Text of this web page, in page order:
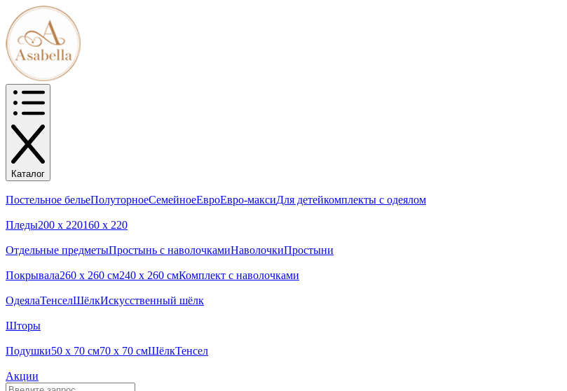
Каталог
Постельное бельеПолуторноеСемейноеЕвроЕвро-максиДля детейкомплекты с одеялом
Пледы200 х 220160 х 220
Отдельные предметыПростынь с наволочкамиНаволочкиПростыни
Покрывала260 x 260 см240 х 260 смКомплект с наволочками
ОдеялаТенселШёлкИскусственный шёлк
Шторы
Подушки50 x 70 см70 x 70 смШёлкТенсел
Акции